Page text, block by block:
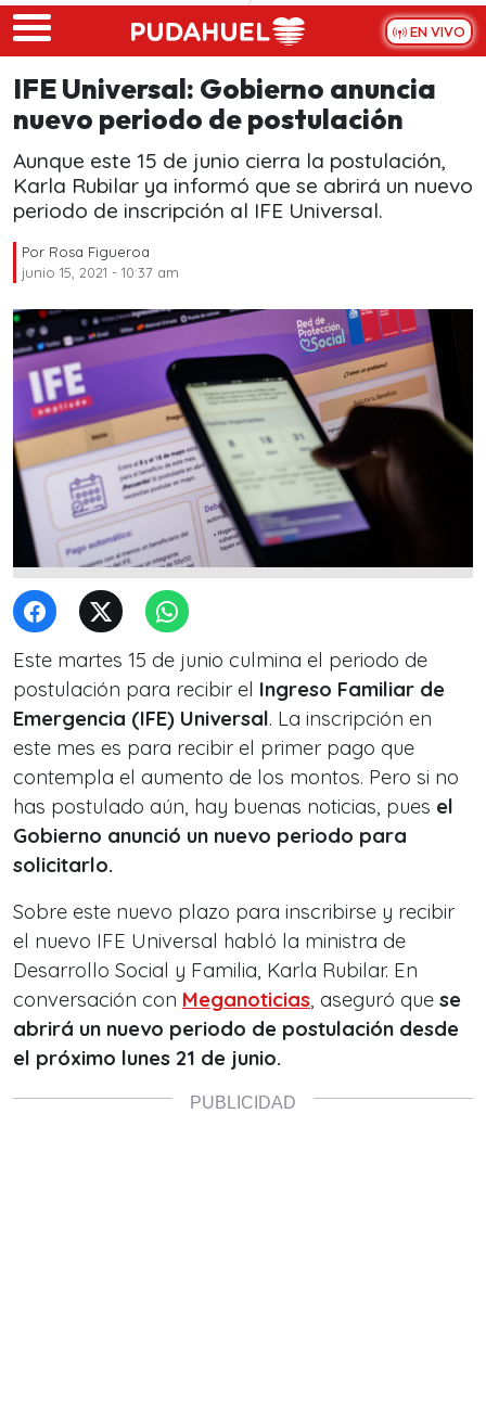
Skip to main content
EN VIVO
IFE Universal: Gobierno anuncia
nuevo periodo de postulación
Aunque este 15 de junio cierra la postulación,
Karla Rubilar ya informó que se abrirá un nuevo
periodo de inscripción al IFE Universal.
Por Rosa Figueroa
junio 15, 2021 - 10:37 am
Este martes 15 de junio culmina el periodo de
postulación para recibir el Ingreso Familiar de
Emergencia (IFE) Universal. La inscripción en
este mes es para recibir el primer pago que
contempla el aumento de los montos. Pero si no
has postulado aún, hay buenas noticias, pues el
Gobierno anunció un nuevo periodo para
solicitarlo.
Sobre este nuevo plazo para inscribirse y recibir
el nuevo IFE Universal habló la ministra de
Desarrollo Social y Familia, Karla Rubilar. En
conversación con Meganoticias, aseguró que se
abrirá un nuevo periodo de postulación desde
el próximo lunes 21 de junio.